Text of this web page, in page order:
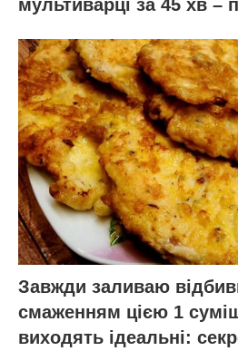
мультиварці за 45 хв –
Завжди заливаю
смаженням цією 1
виходять ідеальні: